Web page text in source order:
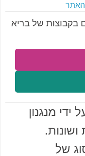
בקבוצות של בריא
מנגנון
של